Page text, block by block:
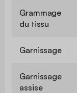
Grammage
du tissu
Garnissage
Garnissage
assise